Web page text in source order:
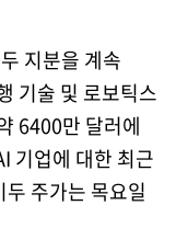
지분을 계속
기술 및 로보틱스
6400만 달러에
기업에 대한 최근
주가는 목요일